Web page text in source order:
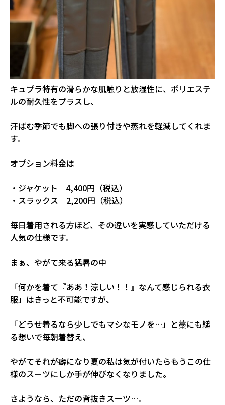
キュプラ特有の滑らかな肌触りと放湿性に、ポリエステ
ルの耐久性をプラスし、
汗ばむ季節でも脚への張り付きや蒸れを軽減してくれま
す。
オプション料金は
・ジャケット 4,400円（税込）
・スラックス 2,200円（税込）
毎日着用される方ほど、その違いを実感していただける
人気の仕様です。
まぁ、やがて来る猛暑の中
「何かを着て『ああ！涼しい！！』なんて感じられる衣
服」はきっと不可能ですが、
「どうせ着るなら少しでもマシなモノを…」と藁にも縋
る想いで毎朝着替え、
やがてそれが癖になり夏の私は気が付いたらもうこの仕
様のスーツにしか手が伸びなくなりました。
さようなら、ただの背抜きスーツ…。